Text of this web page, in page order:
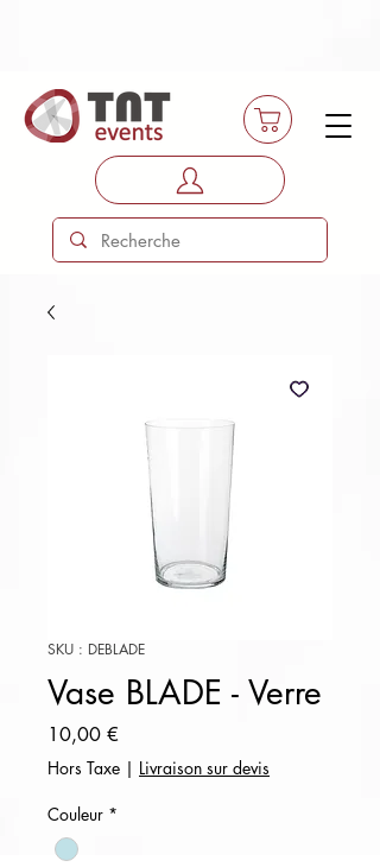
SKU : DEBLADE
Vase BLADE - Verre
10,00 €
Hors Taxe | Livraison sur devis
Couleur *